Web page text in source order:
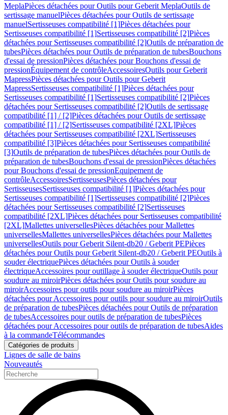
MeplaPièces détachées pour Outils pour Geberit MeplaOutils de
sertissage manuelPièces détachées pour Outils de sertissage
manuelSertisseuses compatibilité [1]Pièces détachées pour
Sertisseuses compatibilité [1]Sertisseuses compatibilité [2]Pièces
détachées pour Sertisseuses compatibilité [2]Outils de préparation de
tubesPièces détachées pour Outils de préparation de tubesBouchons
d'essai de pressionPièces détachées pour Bouchons d'essai de
pressionÉquipement de contrôleAccessoiresOutils pour Geberit
MapressPièces détachées pour Outils pour Geberit
MapressSertisseuses compatibilité [1]Pièces détachées pour
Sertisseuses compatibilité [1]Sertisseuses compatibilité [2]Pièces
détachées pour Sertisseuses compatibilité [2]Outils de sertissage
compatibilité [1] / [2]Pièces détachées pour Outils de sertissage
compatibilité [1] / [2]Sertisseuses compatibilité [2XL]Pièces
détachées pour Sertisseuses compatibilité [2XL]Sertisseuses
compatibilité [3]Pièces détachées pour Sertisseuses compatibilité
[3]Outils de préparation de tubesPièces détachées pour Outils de
préparation de tubesBouchons d'essai de pressionPièces détachées
pour Bouchons d'essai de pressionEquipement de
contrôleAccessoiresSertisseusesPièces détachées pour
SertisseusesSertisseuses compatibilité [1]Pièces détachées pour
Sertisseuses compatibilité [1]Sertisseuses compatibilité [2]Pièces
détachées pour Sertisseuses compatibilité [2]Sertisseuses
compatibilité [2XL]Pièces détachées pour Sertisseuses compatibilité
[2XL]Mallettes universellesPièces détachées pour Mallettes
universellesMallettes universellesPièces détachées pour Mallettes
universellesOutils pour Geberit Silent-db20 / Geberit PEPièces
détachées pour Outils pour Geberit Silent-db20 / Geberit PEOutils à
souder électriquePièces détachées pour Outils à souder
électriqueAccessoires pour outillage à souder électriqueOutils pour
soudure au miroirPièces détachées pour Outils pour soudure au
miroirAccessoires pour outils pour soudure au miroirPièces
détachées pour Accessoires pour outils pour soudure au miroirOutils
de préparation de tubesPièces détachées pour Outils de préparation
de tubesAccessoires pour outils de préparation de tubesPièces
détachées pour Accessoires pour outils de préparation de tubesAides
à la commandeTélécommandes
Catégories de produits
Lignes de salle de bains
Nouveautés